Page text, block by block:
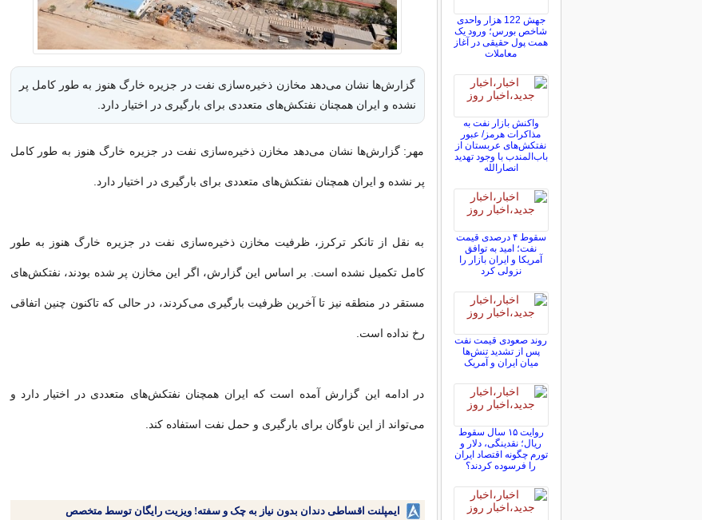
گزارش‌ها نشان می‌دهد مخازن ذخیره‌سازی نفت در جزیره خارگ هنوز به طور کامل پر
نشده و ایران همچنان نفتکش‌های متعددی برای بارگیری در اختیار دارد.
مهر: گزارش‌ها نشان می‌دهد مخازن ذخیره‌سازی نفت در جزیره خارگ هنوز به طور کامل
پر نشده و ایران همچنان نفتکش‌های متعددی برای بارگیری در اختیار دارد.
به نقل از تانکر ترکرز، ظرفیت مخازن ذخیره‌سازی نفت در جزیره خارگ هنوز به طور
کامل تکمیل نشده است. بر اساس این گزارش، اگر این مخازن پر شده بودند، نفتکش‌های
مستقر در منطقه نیز تا آخرین ظرفیت بارگیری می‌کردند، در حالی که تاکنون چنین اتفاقی
رخ نداده است.
در ادامه این گزارش آمده است که ایران همچنان نفتکش‌های متعددی در اختیار دارد و
می‌تواند از این ناوگان برای بارگیری و حمل نفت استفاده کند.
ایمپلنت اقساطی دندان بدون نیاز به چک و سفته! ویزیت رایگان توسط متخصص
جهش 122 هزار واحدی
شاخص بورس؛ ورود یک
همت پول حقیقی در آغاز
معاملات
واکنش بازار نفت به
مذاکرات هرمز/ عبور
نفتکش‌های عربستان از
باب‌المندب با وجود تهدید
انصارالله
سقوط ۴ درصدی قیمت
نفت؛ امید به توافق
آمریکا و ایران بازار را
نزولی کرد
روند صعودی قیمت نفت
پس از تشدید تنش‌ها
میان ایران و آمریک
روایت ۱۵ سال سقوط
ریال؛ نقدینگی، دلار و
تورم چگونه اقتصاد ایران
را فرسوده کردند؟